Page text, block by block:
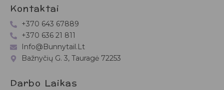
Kontaktai
+370 643 67889
+370 636 21 811
Info@bunnytail.lt
Bažnyčių G. 3, Tauragė 72253
Darbo Laikas